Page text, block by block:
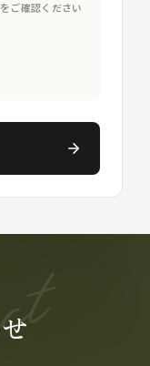
ご確認ください